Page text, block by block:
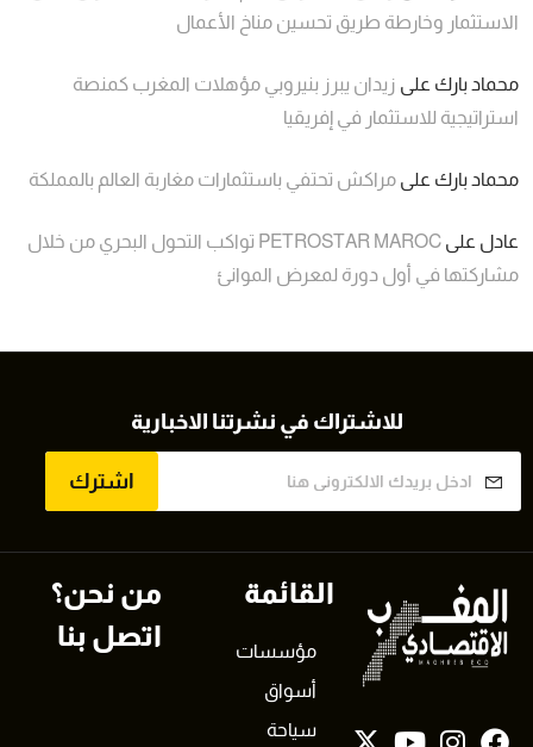
الاستثمار وخارطة طريق تحسين مناخ الأعمال
محماد بارك على زيدان يبرز بنيروبي مؤهلات المغرب كمنصة
استراتيجية للاستثمار في إفريقيا
محماد بارك على مراكش تحتفي باستثمارات مغاربة العالم بالمملكة
عادل على
PETROSTAR MAROC تواكب التحول البحري من خلال
مشاركتها في أول دورة لمعرض الموانئ
للاشتراك في نشرتنا الاخبارية
اشترك
القائمة
مؤسسات
أسواق
سياحة
من نحن؟
اتصل بنا